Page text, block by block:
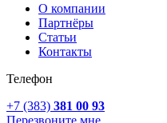
О компании
Партнёры
Статьи
Контакты
Телефон
+7 (383) 381 00 93
Перезвоните мне